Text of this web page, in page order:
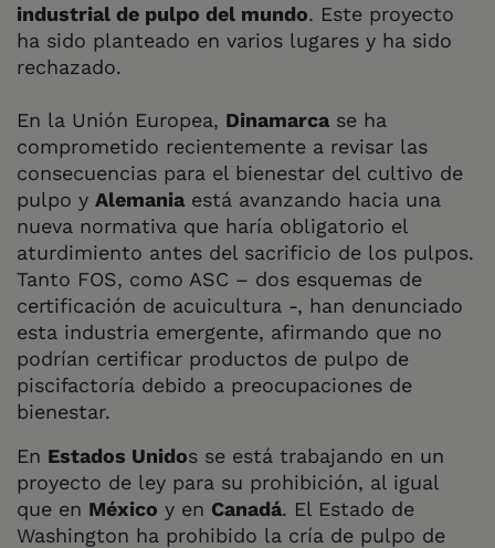
industrial de pulpo del mundo. Este proyecto
ha sido planteado en varios lugares y ha sido
rechazado.
En la Unión Europea, Dinamarca se ha
comprometido recientemente a revisar las
consecuencias para el bienestar del cultivo de
pulpo y Alemania está avanzando hacia una
nueva normativa que haría obligatorio el
aturdimiento antes del sacrificio de los pulpos.
Tanto FOS, como ASC – dos esquemas de
certificación de acuicultura -, han denunciado
esta industria emergente, afirmando que no
podrían certificar productos de pulpo de
piscifactoría debido a preocupaciones de
bienestar.
En Estados Unidos se está trabajando en un
proyecto de ley para su prohibición, al igual
que en México y en Canadá. El Estado de
Washington ha prohibido la cría de pulpo de